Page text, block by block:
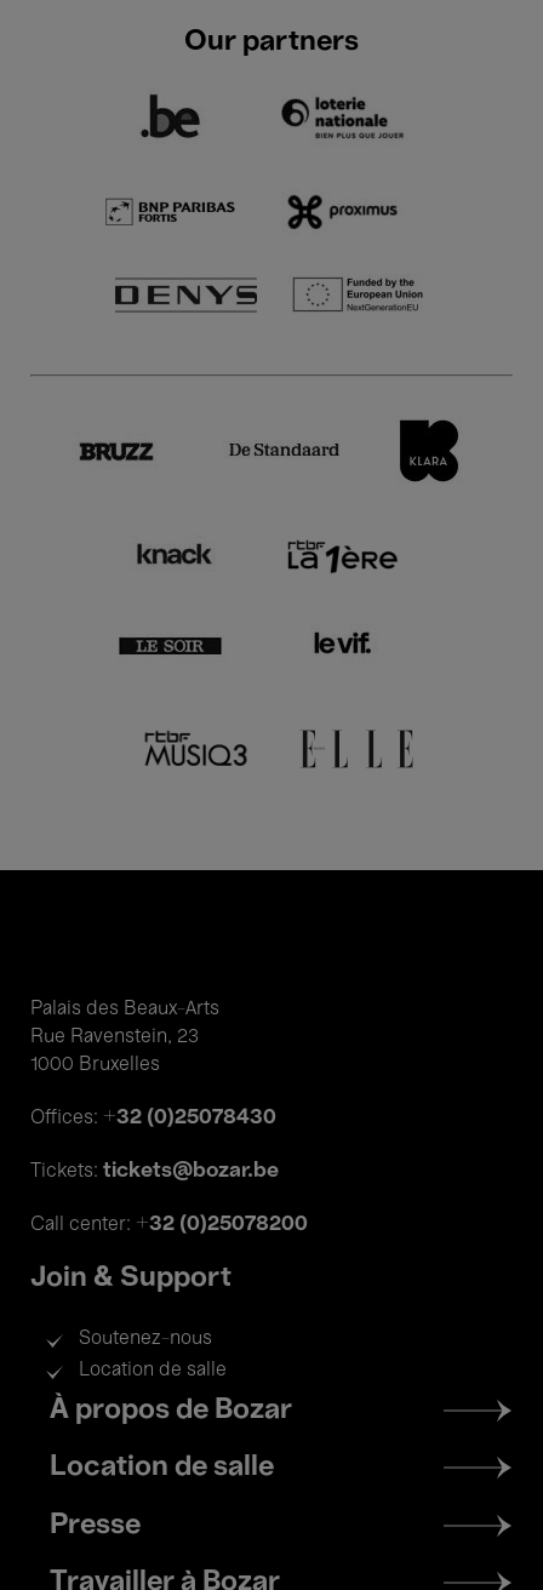
Our partners
Palais des Beaux-Arts
Rue Ravenstein, 23
1000 Bruxelles
Offices: +32 (0)25078430
Tickets: tickets@bozar.be
Call center: +32 (0)25078200
Join & Support
Soutenez-nous
Location de salle
Footer
menu
À propos de Bozar
Location de salle
Presse
Travailler à Bozar